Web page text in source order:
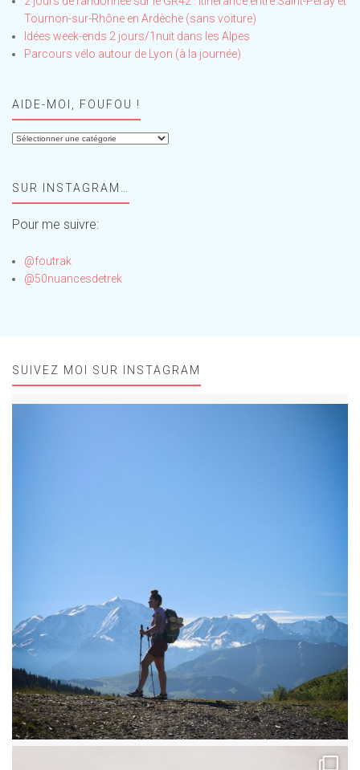
Tournon-sur-Rhône en Ardèche (sans voiture)
Idées week-ends 2 jours/1nuit dans les Alpes
Parcours vélo autour de Lyon (à la journée)
AIDE-MOI, FOUFOU !
Aide-
!SUR INSTAGRAM…
Pour me suivre:
@foutrak
@50nuancesdetrek
SUIVEZ MOI SUR INSTAGRAM